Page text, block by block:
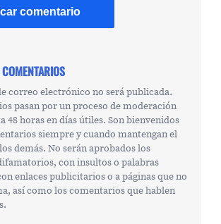
correo electrónico no será publicada.
pasan por un proceso de moderación
48 horas en días útiles. Son bienvenidos
siempre y cuando mantengan el
demás. No serán aprobados los
con insultos o palabras
enlaces publicitarios o a páginas que no
así como los comentarios que hablen